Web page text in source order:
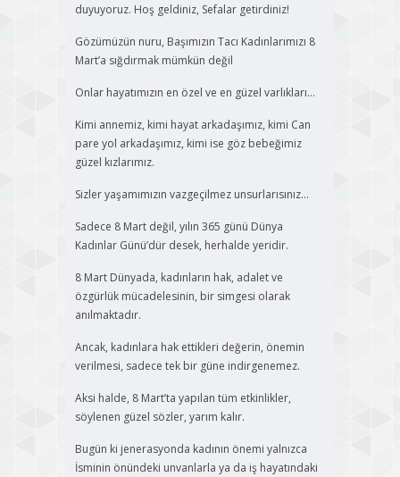
duyuyoruz. Hoş geldiniz, Sefalar getirdiniz!
Gözümüzün nuru, Başımızın Tacı Kadınlarımızı 8
Mart’a sığdırmak mümkün değil
Onlar hayatımızın en özel ve en güzel varlıkları…
Kimi annemiz, kimi hayat arkadaşımız, kimi Can
pare yol arkadaşımız, kimi ise göz bebeğimiz
güzel kızlarımız.
Sizler yaşamımızın vazgeçilmez unsurlarısınız…
Sadece 8 Mart değil, yılın 365 günü Dünya
Kadınlar Günü’dür desek, herhalde yeridir.
8 Mart Dünyada, kadınların hak, adalet ve
özgürlük mücadelesinin, bir simgesi olarak
anılmaktadır.
Ancak, kadınlara hak ettikleri değerin, önemin
verilmesi, sadece tek bir güne indirgenemez.
Aksi halde, 8 Mart’ta yapılan tüm etkinlikler,
söylenen güzel sözler, yarım kalır.
Bugün ki jenerasyonda kadının önemi yalnızca
İsminin önündeki unvanlarla ya da iş hayatındaki